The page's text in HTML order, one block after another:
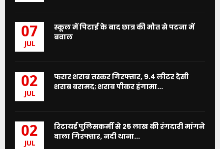
07
JUL
स्कूल में पिटाई के बाद छात्र की मौत से पटना में
बवाल
02
JUL
फरार शराब तस्कर गिरफ्तार, 9.4 लीटर देसी
शराब बरामद; शराब पीकर हंगामा...
02
JUL
रिटायर्ड पुलिसकर्मी से 25 लाख की रंगदारी मांगने
वाला गिरफ्तार, नदी थाना...